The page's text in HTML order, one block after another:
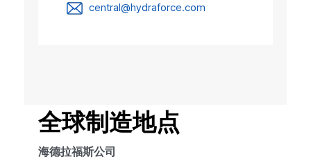
central@hydraforce.com
全球制造地点
海德拉福斯公司